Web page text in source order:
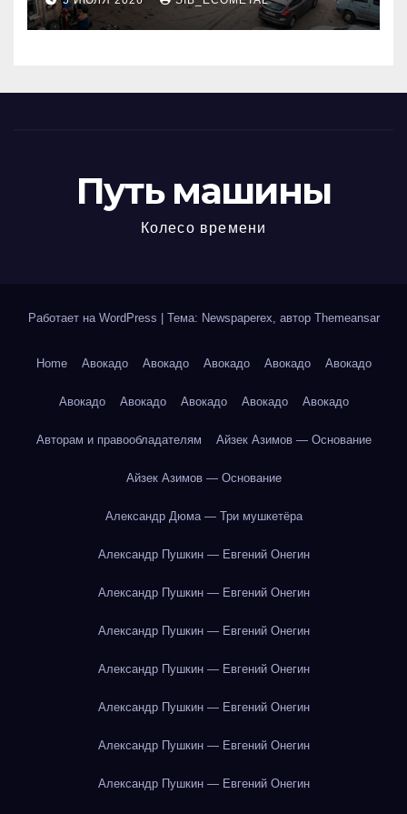
МКАД
Путь машины
Колесо времени
Работает на WordPress Тема: Newspaperex, автор Themeansar
Home Авокадо Авокадо Авокадо Авокадо Авокадо
Авокадо Авокадо Авокадо Авокадо Авокадо
Авторам и правообладателям Айзек Азимов — Основание
Айзек Азимов — Основание
Александр Дюма — Три мушкетёра
Александр Пушкин — Евгений Онегин
Александр Пушкин — Евгений Онегин
Александр Пушкин — Евгений Онегин
Александр Пушкин — Евгений Онегин
Александр Пушкин — Евгений Онегин
Александр Пушкин — Евгений Онегин
Александр Пушкин — Евгений Онегин